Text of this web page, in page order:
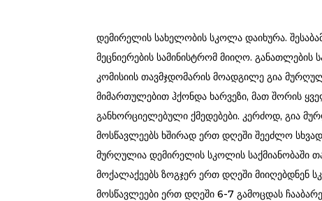
დემირელის სახელობის სკოლა დაიხურა.
მეცნიერების სამინისტრომ მიიღო.
კომისიის თავმჯდომარის მოადგილე გია
მიმართულებით ჰქონდა ხარვეზი, მათ შორის
განხორციელებული ქმედებები. კერძოდ, გია
მოსწავლეებს ხშირად ერთ დღეში შეეძლო
მურღულია დემირელის სკოლის საქმიანობაში
მოქალაქეებს ზოგჯერ ერთ დღეში მიიღებდნენ
მოსწავლეები ერთ დღეში 6-7 გამოცდას